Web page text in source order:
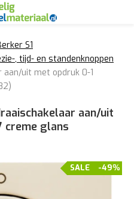
S1
, tijd- en standenknoppen
aan/uit met opdruk 0-1
aan/uit
creme glans
-49%
SALE